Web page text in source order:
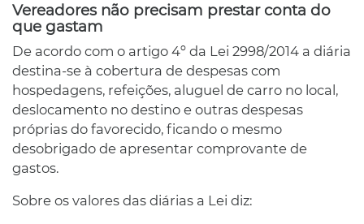
Vereadores não precisam prestar conta do
que gastam
De acordo com o artigo 4º da Lei 2998/2014 a diária
destina-se à cobertura de despesas com
hospedagens, refeições, aluguel de carro no local,
deslocamento no destino e outras despesas
próprias do favorecido, ficando o mesmo
desobrigado de apresentar comprovante de
gastos.
Sobre os valores das diárias a Lei diz: